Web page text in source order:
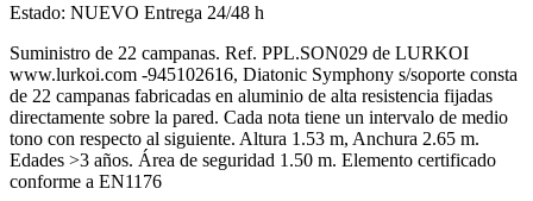
Estado: NUEVO Entrega 24/48 h
Suministro de 22 campanas. Ref. PPL.SON029 de LURKOI
www.lurkoi.com -945102616, Diatonic Symphony s/soporte consta
de 22 campanas fabricadas en aluminio de alta resistencia fijadas
directamente sobre la pared. Cada nota tiene un intervalo de medio
tono con respecto al siguiente. Altura 1.53 m, Anchura 2.65 m.
Edades >3 años. Área de seguridad 1.50 m. Elemento certificado
conforme a EN1176